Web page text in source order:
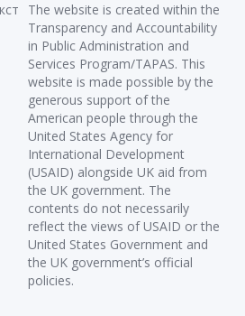
The website is created within the
Transparency and Accountability
in Public Administration and
Services Program/TAPAS. This
website is made possible by the
generous support of the
American people through the
United States Agency for
International Development
(USAID) alongside UK aid from
the UK government. The
contents do not necessarily
reflect the views of USAID or the
United States Government and
the UK government’s official
policies.